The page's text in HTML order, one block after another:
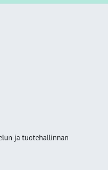
ja tuotehallinnan